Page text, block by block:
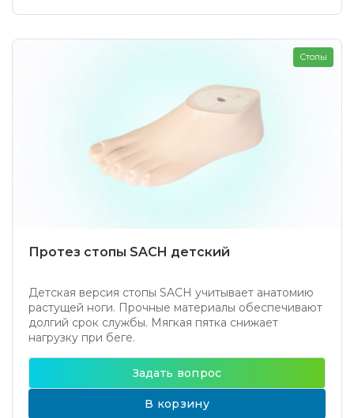
Протез стопы SACH детский
Детская версия стопы SACH учитывает анатомию
растущей ноги. Прочные материалы обеспечивают
долгий срок службы. Мягкая пятка снижает
нагрузку при беге.
Стопы
Задать вопрос
В корзину